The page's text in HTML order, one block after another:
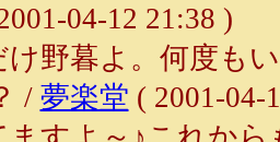
04-12 21:38 )
け野暮よ。何度も
/ 夢楽堂 ( 2001-04-